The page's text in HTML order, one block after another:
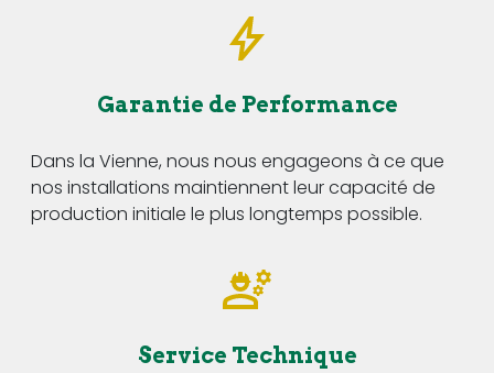
Garantie de Performance
Dans la Vienne, nous nous engageons à ce que
nos installations maintiennent leur capacité de
production initiale le plus longtemps possible.
Service Technique